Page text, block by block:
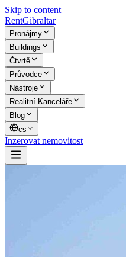
Skip to content
RentGibraltar
Pronájmy
Buildings
Čtvrtě
Průvodce
Nástroje
Realitní Kanceláře
Blog
cs
Inzerovat nemovitost